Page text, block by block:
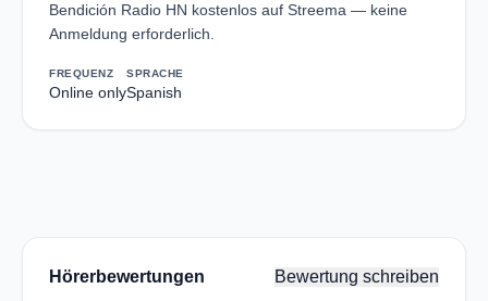
Bendición Radio HN kostenlos auf Streema — keine
Anmeldung erforderlich.
FREQUENZ
Online only
SPRACHE
Spanish
Hörerbewertungen Bewertung schreiben